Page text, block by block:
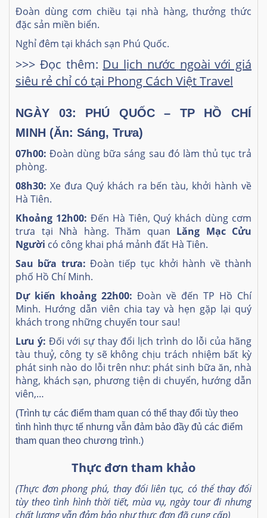
Đoàn dùng cơm chiều tại nhà hàng, thưởng thức
đặc sản miền biển.
Nghỉ đêm tại khách sạn Phú Quốc.
>>> Đọc thêm: Du lịch nước ngoài với giá
siêu rẻ chỉ có tại Phong Cách Việt Travel
NGÀY 03: PHÚ QUỐC – TP HỒ CHÍ
MINH (Ăn: Sáng, Trưa)
07h00: Đoàn dùng bữa sáng sau đó làm thủ tục trả
phòng.
08h30: Xe đưa Quý khách ra bến tàu, khởi hành về
Hà Tiên.
Khoảng 12h00: Đến Hà Tiên, Quý khách dùng cơm
trưa tại Nhà hàng. Thăm quan Lăng Mạc Cửu
Người có công khai phá mảnh đất Hà Tiên.
Sau bữa trưa: Đoàn tiếp tục khởi hành về thành
phố Hồ Chí Minh.
Dự kiến khoảng 22h00: Đoàn về đến TP Hồ Chí
Minh. Hướng dẫn viên chia tay và hẹn gặp lại quý
khách trong những chuyến tour sau!
Lưu ý: Đối với sự thay đổi lịch trình do lỗi của hãng
tàu thuỷ, công ty sẽ không chịu trách nhiệm bất kỳ
phát sinh nào do lỗi trên như: phát sinh bữa ăn, nhà
hàng, khách sạn, phương tiện di chuyển, hướng dẫn
viên,…
(Trình tự các điểm tham quan có thể thay đổi tùy theo
tình hình thực tế nhưng vẫn đảm bảo đầy đủ các điểm
tham quan theo chương trình.)
Thực đơn tham khảo
(Thực đơn phong phú, thay đổi liên tục, có thể thay đổi
tùy theo tình hình thời tiết, mùa vụ, ngày tour đi nhưng
chất lượng vẫn đảm bảo như thực đơn đã cung cấp)